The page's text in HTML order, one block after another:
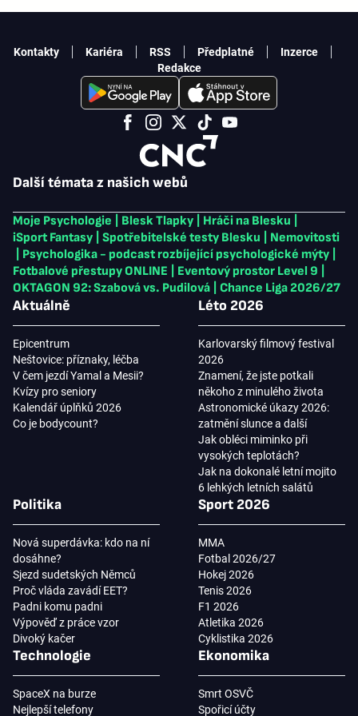
Další témata z našich webů
Moje Psychologie Blesk Tlapky Hráči na Blesku
iSport Fantasy
Spotřebitelské testy Blesku
Nemovitosti
Psychologika - podcast rozbíjející psychologické mýty
Fotbalové přestupy ONLINE
Eventový prostor Level 9
OKTAGON 92: Szabová vs. Pudilová
Chance Liga 2026/27
Aktuálně
Epicentrum
Neštovice: příznaky, léčba
V čem jezdí Yamal a Mesii?
Kvízy pro seniory
Kalendář úplňků 2026
Co je bodycount?
Léto 2026
Karlovarský filmový festival
2026
Znamení, že jste potkali
někoho z minulého života
Astronomické úkazy 2026:
zatmění slunce a další
Jak obléci miminko při
vysokých teplotách?
Jak na dokonalé letní mojito
6 lehkých letních salátů
Politika
Nová superdávka: kdo na ní
dosáhne?
Sjezd sudetských Němců
Proč vláda zavádí EET?
Padni komu padni
Výpověď z práce vzor
Divoký kačer
Sport 2026
MMA
Fotbal 2026/27
Hokej 2026
Tenis 2026
F1 2026
Atletika 2026
Cyklistika 2026
Technologie
SpaceX na burze
Nejlepší telefony
Ekonomika
Smrt OSVČ
Spořicí účty
Kontakty Kariéra RSS Předplatné
Inzerce
Redakce